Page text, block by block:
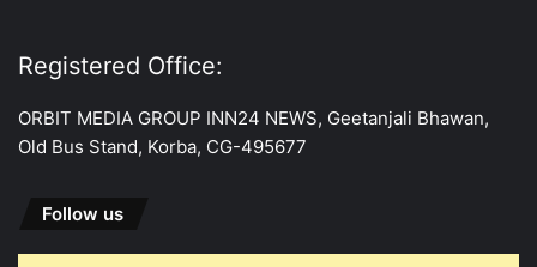
Registered Office:
ORBIT MEDIA GROUP INN24 NEWS, Geetanjali Bhawan,
Old Bus Stand, Korba, CG-495677
Follow us